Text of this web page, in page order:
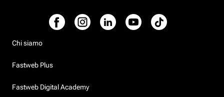
Chi siamo
Fastweb Plus
Fastweb Digital Academy